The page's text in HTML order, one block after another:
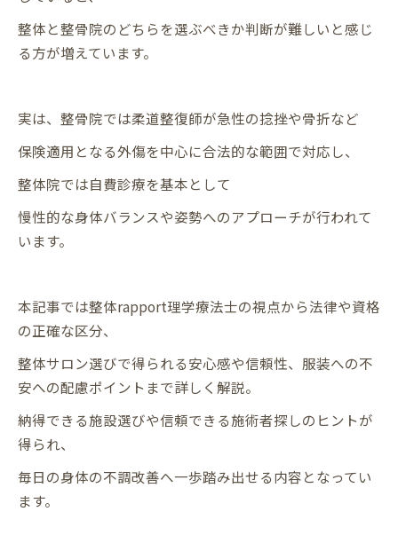
整体と整骨院のどちらを選ぶべきか判断が難しいと感じ
る方が増えています。
実は、整骨院では柔道整復師が急性の捻挫や骨折など
保険適用となる外傷を中心に合法的な範囲で対応し、
整体院では自費診療を基本として
慢性的な身体バランスや姿勢へのアプローチが行われて
います。
本記事では整体rapport理学療法士の視点から法律や資格
の正確な区分、
整体サロン選びで得られる安心感や信頼性、服装への不
安への配慮ポイントまで詳しく解説。
納得できる施設選びや信頼できる施術者探しのヒントが
得られ、
毎日の身体の不調改善へ一歩踏み出せる内容となってい
ます。